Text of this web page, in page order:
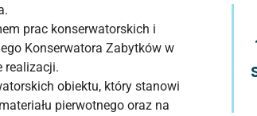
prac konserwatorskich i
Konserwatora Zabytków w
realizacji.
obiektu, który stanowi
pierwotnego oraz na